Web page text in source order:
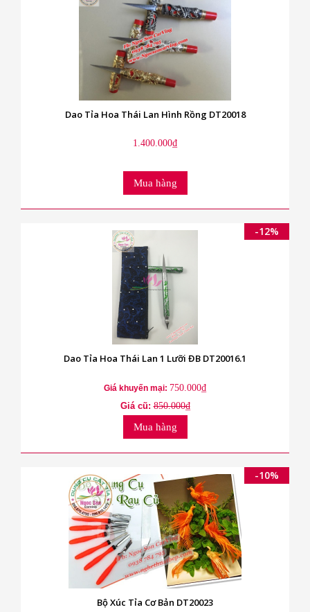
Dao Tỉa Hoa Thái Lan Hình Rồng DT20018
1.400.000₫
Mua hàng
-12%
Dao Tỉa Hoa Thái Lan 1 Lưỡi ĐB DT20016.1
Giá khuyến mại: 750.000₫
Giá cũ:850.000₫
Mua hàng
-10%
Bộ Xúc Tỉa Cơ Bản DT20023